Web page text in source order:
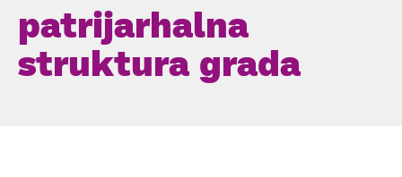
patrijarhalna
struktura grada